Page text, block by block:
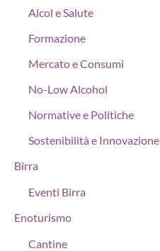
Alcol e Salute
Formazione
Mercato e Consumi
No-Low Alcohol
Normative e Politiche
Sostenibilità e Innovazione
Birra
Eventi Birra
Enoturismo
Cantine